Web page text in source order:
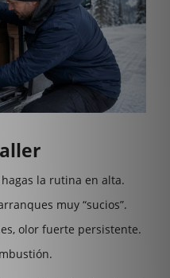
la rutina en alta.
muy “sucios”.
olor fuerte persistente.